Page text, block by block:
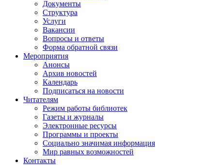
Документы
Структура
Услуги
Вакансии
Вопросы и ответы
Форма обратной связи
Мероприятия
Анонсы
Архив новостей
Календарь
Подписаться на новости
Читателям
Режим работы библиотек
Газеты и журналы
Электронные ресурсы
Программы и проекты
Социально значимая информация
Мир равных возможностей
Контакты